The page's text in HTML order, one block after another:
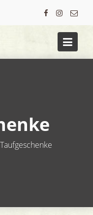
Taufgeschenke